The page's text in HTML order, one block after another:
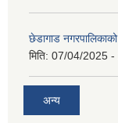
छेडागाड
मिति: 07/04/2025 -
अन्य